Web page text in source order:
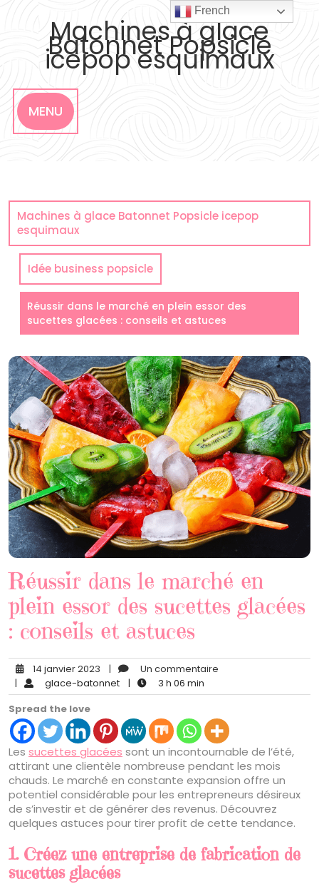
Machines à glace
Batonnet Popsicle
icepop esquimaux
MENU
Machines à glace Batonnet Popsicle icepop
esquimaux
Idée business popsicle
Réussir dans le marché en plein essor des
sucettes glacées : conseils et astuces
Réussir dans le marché en
plein essor des sucettes glacées
: conseils et astuces
14 janvier 2023 |
Un commentaire
|
glace-batonnet |
3 h 06 min
Spread the love
Les sucettes glacées sont un incontournable de l’été,
attirant une clientèle nombreuse pendant les mois
chauds. Le marché en constante expansion offre un
potentiel considérable pour les entrepreneurs désireux
de s’investir et de générer des revenus. Découvrez
quelques astuces pour tirer profit de cette tendance.
1. Créez une entreprise de fabrication de
sucettes glacées
French